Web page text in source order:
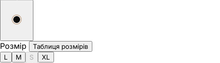
Розмір
Таблиця розмірів
L
M S XL